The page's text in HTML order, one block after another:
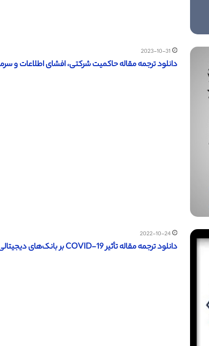
2023-10-31
دانلود ترجمه مقاله حاکمیت شرکتی، افشای اطلاعات و
2022-10-24
دانلود ترجمه مقاله تأثیر COVID-19 بر بانک‌های دیجیتالی (اسپرینگر 2022)